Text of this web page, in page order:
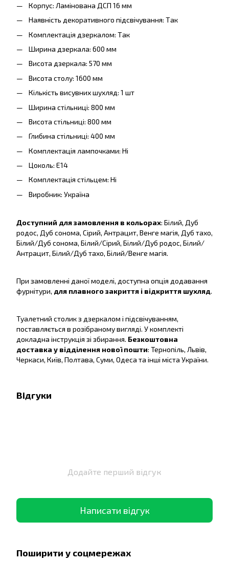
Корпус: Ламінована ДСП 16 мм
Наявність декоративного підсвічування: Так
Комплектація дзеркалом: Так
Ширина дзеркала: 600 мм
Висота дзеркала: 570 мм
Висота столу: 1600 мм
Кількість висувних шухляд: 1 шт
Ширина стільниці: 800 мм
Висота стільниці: 800 мм
Глибина стільниці: 400 мм
Комплектація лампочками: Ні
Цоколь: E14
Комплектація стільцем: Ні
Виробник: Україна
Доступний для замовлення в кольорах: Білий, Дуб
родос, Дуб сонома, Сірий, Антрацит, Венге магія, Дуб тахо,
Білий/Дуб сонома, Білий/Сірий, Білий/Дуб родос, Білий/
Антрацит, Білий/Дуб тахо, Білий/Венге магія.
При замовленні даної моделі, доступна опція додавання
фурнітури, для плавного закриття і відкриття шухляд.
Туалетний столик з дзеркалом і підсвічуванням,
поставляється в розібраному вигляді. У комплекті
докладна інструкція зі збирання. Безкоштовна
доставка у відділення нової пошти: Тернопіль, Львів,
Черкаси, Київ, Полтава, Суми, Одеса та інші міста України.
Відгуки
Додайте перший відгук
Написати відгук
Поширити у соцмережах